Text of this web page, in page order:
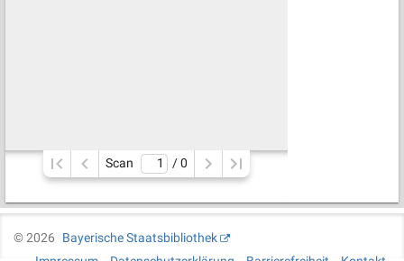
Scan / 0
©2026
Bayerische Staatsbibliothek